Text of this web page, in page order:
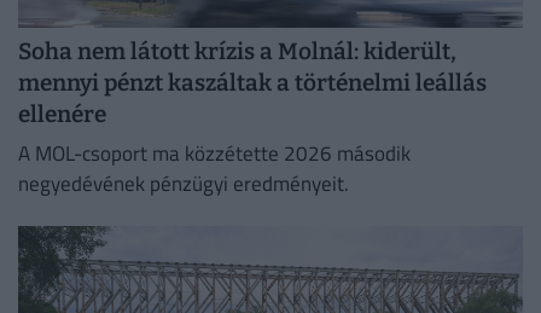
Soha nem látott krízis a Molnál: kiderült,
mennyi pénzt kaszáltak a történelmi leállás
ellenére
A MOL-csoport ma közzétette 2026 második
negyedévének pénzügyi eredményeit.